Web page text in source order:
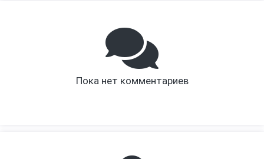
Пока нет комментариев